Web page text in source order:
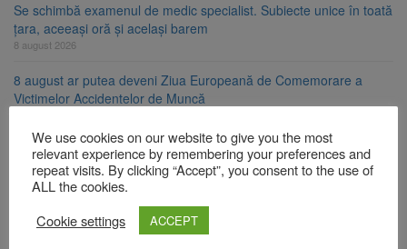
Se schimbă examenul de medic specialist. Subiecte unice în toată
țara, aceeași oră și același barem
8 august 2026
8 august ar putea deveni Ziua Europeană de Comemorare a
Victimelor Accidentelor de Muncă
Am început demolarea fostului complex Duplex 91, de lângă Piața
Star
8 august 2026
Ungaria renunță la apelul pentru reducerea consumului de
energie. Nivelul Dunării a început să crească
We use cookies on our website to give you the most
relevant experience by remembering your preferences and
repeat visits. By clicking “Accept”, you consent to the use of
ALL the cookies.
Cookie settings
ACCEPT